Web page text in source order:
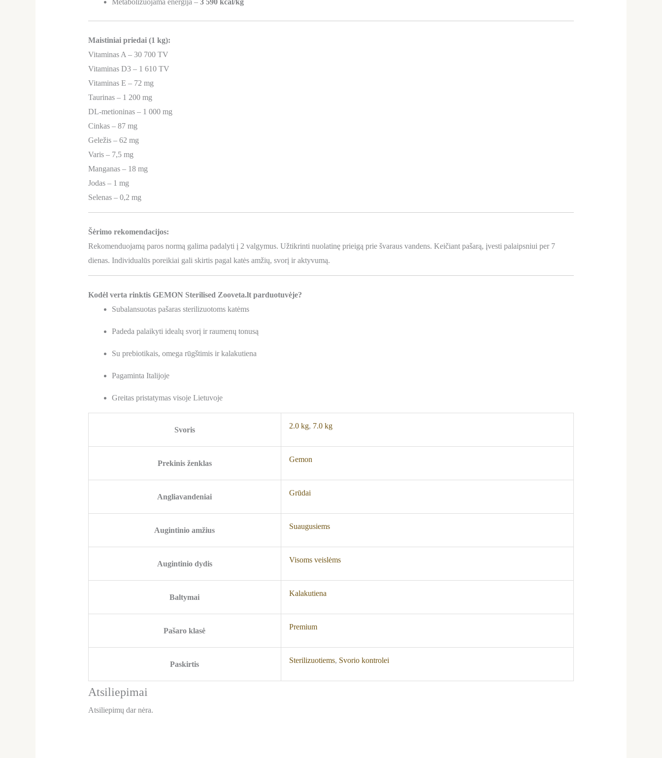
Metabolizuojama energija – 3 590 kcal/kg
Maistiniai priedai (1 kg):
Vitaminas A – 30 700 TV
Vitaminas D3 – 1 610 TV
Vitaminas E – 72 mg
Taurinas – 1 200 mg
DL-metioninas – 1 000 mg
Cinkas – 87 mg
Geležis – 62 mg
Varis – 7,5 mg
Manganas – 18 mg
Jodas – 1 mg
Selenas – 0,2 mg
Šėrimo rekomendacijos:
Rekomenduojamą paros normą galima padalyti į 2 valgymus. Užtikrinti nuolatinę prieigą prie švaraus vandens. Keičiant pašarą, įvesti palaipsniui per 7
dienas. Individualūs poreikiai gali skirtis pagal katės amžių, svorį ir aktyvumą.
Kodėl verta rinktis GEMON Sterilised Zooveta.lt parduotuvėje?
Subalansuotas pašaras sterilizuotoms katėms
Padeda palaikyti idealų svorį ir raumenų tonusą
Su prebiotikais, omega rūgštimis ir kalakutiena
Pagaminta Italijoje
Greitas pristatymas visoje Lietuvoje
Svoris 2.0 kg, 7.0 kg
Prekinis ženklas Gemon
Angliavandeniai Grūdai
Augintinio amžius Suaugusiems
Augintinio dydis Visoms veislėms
Baltymai Kalakutiena
Pašaro klasė Premium
Paskirtis Sterilizuotiems, Svorio kontrolei
Atsiliepimai
Atsiliepimų dar nėra.